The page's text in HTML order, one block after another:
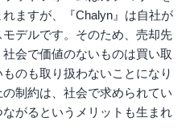
ますが、『Chalyn』は自社が
デルです。そのため、売却先
社会で価値のないものは買い取
のも取り扱わないことになり
制約は、社会で求められてい
がるというメリットも生まれ